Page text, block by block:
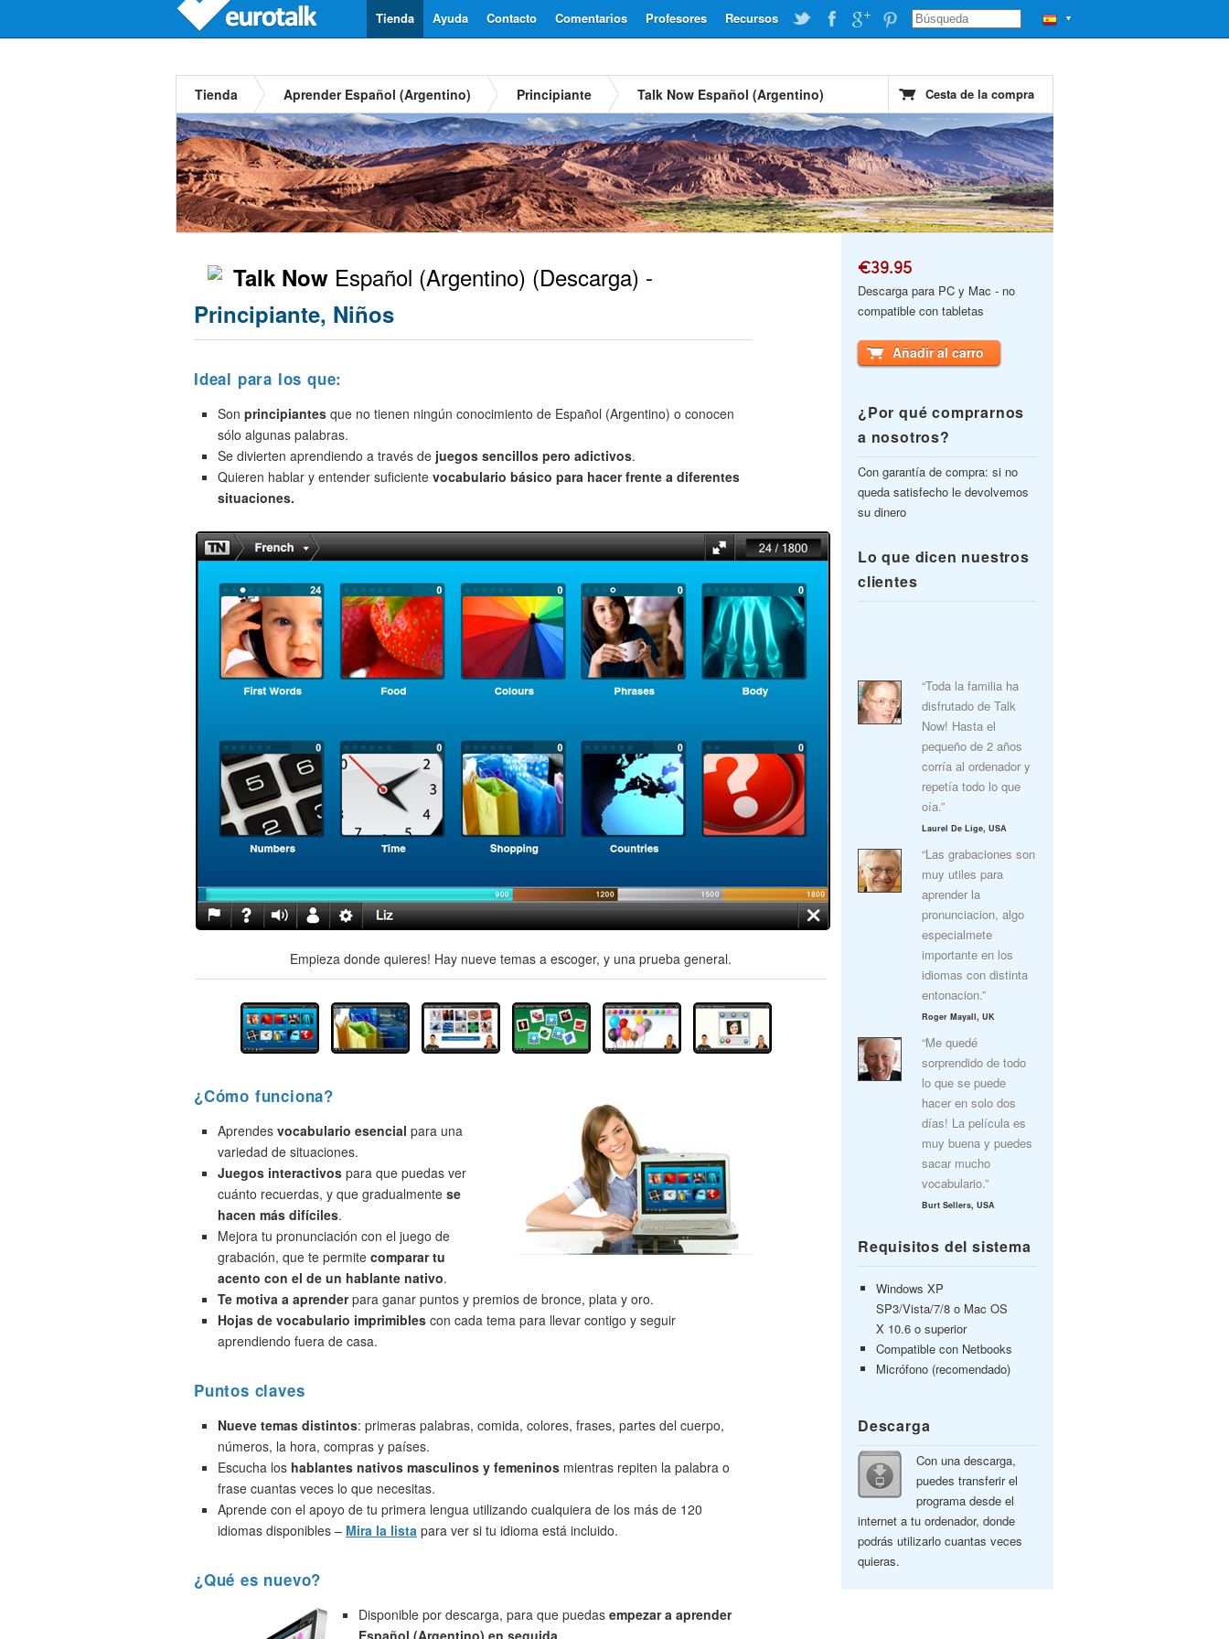
▼
Recursos
Profesores
Comentarios
Contacto
Ayuda
Tienda
Tienda Aprender Español (Argentino) Principiante Talk Now Español (Argentino) Cesta de la compra
Talk Now Español (Argentino) (Descarga) -
Principiante, Niños
Ideal para los que:
Son principiantes que no tienen ningún conocimiento de Español (Argentino) o conocen
sólo algunas palabras.
Se divierten aprendiendo a través de juegos sencillos pero adictivos.
Quieren hablar y entender suficiente vocabulario básico para hacer frente a diferentes
situaciones.
Empieza donde quieres! Hay nueve temas a escoger, y una prueba general.
¿Cómo funciona?
Aprendes vocabulario esencial para una
variedad de situaciones.
Juegos interactivos para que puedas ver
cuánto recuerdas, y que gradualmente se
hacen más difíciles.
Mejora tu pronunciación con el juego de
grabación, que te permite comparar tu
acento con el de un hablante nativo.
Te motiva a aprenderpara ganar puntos y premios de bronce, plata y oro.
Hojas de vocabulario imprimibles con cada tema para llevar contigo y seguir
aprendiendo fuera de casa.
Puntos claves
Nueve temas distintos: primeras palabras, comida, colores, frases, partes del cuerpo,
números, la hora, compras y países.
Escucha los hablantes nativos masculinos y femeninos mientras repiten la palabra o
frase cuantas veces lo que necesitas.
Aprende con el apoyo de tu primera lengua utilizando cualquiera de los más de 120
idiomas disponibles – Mira la lista para ver si tu idioma está incluido.
¿Qué es nuevo?
Disponible por descarga, para que puedas empezar a aprender
Español (Argentino) en seguida
€39.95
Descarga para PC y Mac - no
compatible con tabletas
Añadir al carro
¿Por qué comprarnos
a nosotros?
Con garantía de compra: si no
queda satisfecho le devolvemos
su dinero
Lo que dicen nuestros
clientes
“Toda la familia ha
disfrutado de Talk
Now! Hasta el
pequeño de 2 años
corría al ordenador y
repetía todo lo que
oía.”
Laurel De Lige, USA
“Las grabaciones son
muy utiles para
aprender la
pronunciacion, algo
especialmete
importante en los
idiomas con distinta
entonacion.”
Roger Mayall, UK
“Me quedé
sorprendido de todo
lo que se puede
hacer en solo dos
días! La película es
muy buena y puedes
sacar mucho
vocabulario.”
Burt Sellers, USA
Requisitos del sistema
Windows XP
SP3/Vista/7/8 o Mac OS
X 10.6 o superior
Compatible con Netbooks
Micrófono (recomendado)
Descarga
Con una descarga,
puedes transferir el
programa desde el
internet a tu ordenador, donde
podrás utilizarlo cuantas veces
quieras.